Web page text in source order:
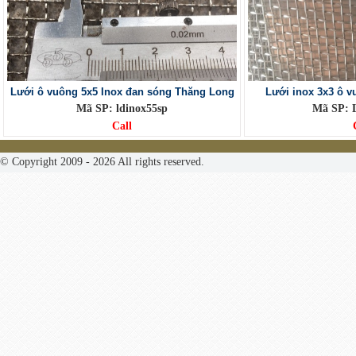
Lưới ô vuông 5x5 Inox đan sóng Thăng Long
Mã SP: ldinox55sp
Call
Lưới inox 3x3 ô
Mã SP:
© Copyright 2009 - 2026 All rights reserved.